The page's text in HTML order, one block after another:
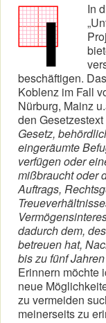
In
beschäftigen.
Koblenz im Fall
Nürburg, Mainz
den
Gesetz,
eingeräumte
verfügen oder
mißbraucht oder
Auftrags,
dadurch dem,
betreuen hat,
bis zu fünf
Erinnern möchte
neue
zu vermeiden
meinerseits zu